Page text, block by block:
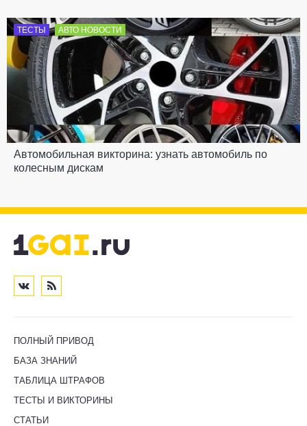
ТЕСТЫ АВТО НОВОСТИ
Автомобильная викторина: узнать автомобиль по
колесным дискам
ПОЛНЫЙ ПРИВОД
БАЗА ЗНАНИЙ
ТАБЛИЦА ШТРАФОВ
ТЕСТЫ И ВИКТОРИНЫ
СТАТЬИ